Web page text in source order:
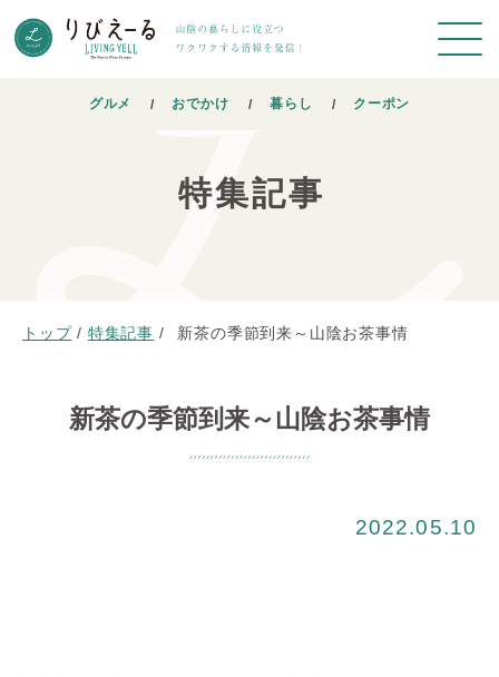
グルメ おでかけ 暮らし クーポン
特集記事
トップ / 特集記事 / 新茶の季節到来～山陰お茶事情
新茶の季節到来～山陰お茶事情
2022.05.10